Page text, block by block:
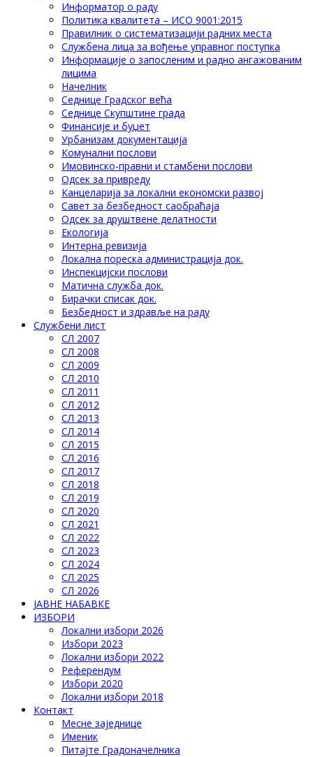
Информатор о раду
Политика квалитета – ИСО 9001:2015
Правилник о систематизацији радних места
Службена лица за вођење управног поступка
Информације о запосленим и радно ангажованим
лицима
Начелник
Седнице Градског већа
Седнице Скупштине града
Финансије и буџет
Урбанизам документација
Комунални послови
Имовинско-правни и стамбени послови
Одсек за привреду
Канцеларија за локални економски развој
Савет за безбедност саобраћаја
Одсек за друштвене делатности
Eкологија
Интерна ревизија
Локална пореска администрација док.
Инспекцијски послови
Матична служба док.
Бирачки списак док.
Безбедност и здравље на раду
Службени лист
СЛ 2007
СЛ 2008
СЛ 2009
СЛ 2010
СЛ 2011
СЛ 2012
СЛ 2013
СЛ 2014
СЛ 2015
СЛ 2016
СЛ 2017
СЛ 2018
СЛ 2019
СЛ 2020
СЛ 2021
СЛ 2022
СЛ 2023
СЛ 2024
СЛ 2025
СЛ 2026
ЈАВНЕ НАБАВКЕ
ИЗБОРИ
Локални избори 2026
Избори 2023
Локални избори 2022
Референдум
Избори 2020
Локални избори 2018
Контакт
Месне заједнице
Именик
Питајте Градоначелника